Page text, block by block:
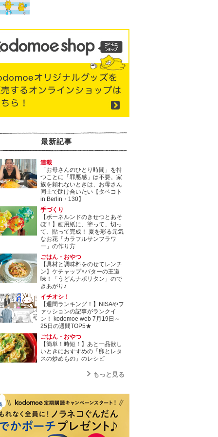
最新記事
連載
「お母さんのひとり時間」を持
つことに「罪悪感」は不要。家
族を頼れないときは、お母さん
同士で助け合いたい【タベコト
in Berlin・130】
手づくり
【ボーネルンドのきせつとあそ
ぼ！】画用紙に、塗って、切っ
て、貼って完成！ 夏を彩る元気
なお花「カラフルサンフラワ
ー」の作り方
ごはん・おやつ
【具材と調味料をのせてレンチ
ン】ケチャップ×バターの王道
味！「うどんナポリタン」ので
きあがり♪
イチオシ！
【週間ランキング！】NISAやフ
ァッションの記事がランクイ
ン！ kodomoe web 7月19日～
25日の週間TOP5★
ごはん・おやつ
【簡単！時短！】あと一品欲し
いときにおすすめの「卵とレタ
スの炒めもの」のレシピ
もっと見る